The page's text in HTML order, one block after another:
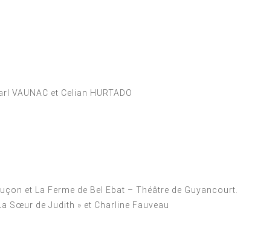
VAUNAC et Celian HURTADO
et La Ferme de Bel Ebat – Théâtre de Guyancourt.
Sœur de Judith » et Charline Fauveau